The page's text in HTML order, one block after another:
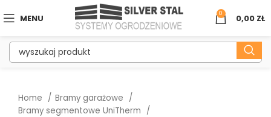
MENU 0 0,00 ZŁ
Home
Bramy garażowe
Bramy segmentowe UniTherm